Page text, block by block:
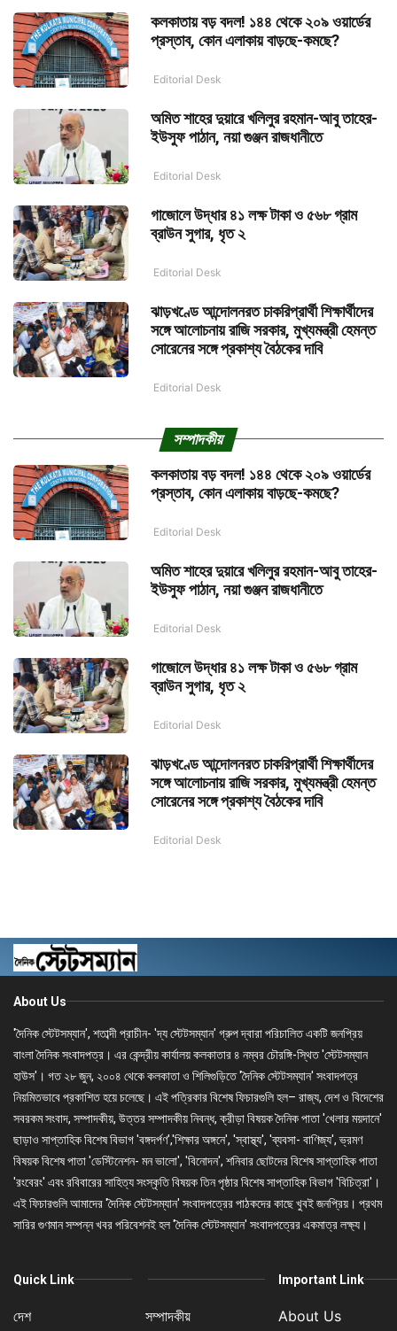
কলকাতায় বড় বদল! ১৪৪ থেকে ২০৯ ওয়ার্ডের
প্রস্তাব, কোন এলাকায় বাড়ছে-কমছে?
Editorial Desk
অমিত শাহের দুয়ারে খলিলুর রহমান-আবু তাহের-
ইউসুফ পাঠান, নয়া গুঞ্জন রাজধানীতে
Editorial Desk
গাজোলে উদ্ধার ৪১ লক্ষ টাকা ও ৫৬৮ গ্রাম
ব্রাউন সুগার, ধৃত ২
Editorial Desk
ঝাড়খণ্ডে আন্দোলনরত চাকরিপ্রার্থী শিক্ষার্থীদের
সঙ্গে আলোচনায় রাজি সরকার, মুখ্যমন্ত্রী হেমন্ত
সোরেনের সঙ্গে প্রকাশ্য বৈঠকের দাবি
Editorial Desk
সম্পাদকীয়
কলকাতায় বড় বদল! ১৪৪ থেকে ২০৯ ওয়ার্ডের
প্রস্তাব, কোন এলাকায় বাড়ছে-কমছে?
Editorial Desk
অমিত শাহের দুয়ারে খলিলুর রহমান-আবু তাহের-
ইউসুফ পাঠান, নয়া গুঞ্জন রাজধানীতে
Editorial Desk
গাজোলে উদ্ধার ৪১ লক্ষ টাকা ও ৫৬৮ গ্রাম
ব্রাউন সুগার, ধৃত ২
Editorial Desk
ঝাড়খণ্ডে আন্দোলনরত চাকরিপ্রার্থী শিক্ষার্থীদের
সঙ্গে আলোচনায় রাজি সরকার, মুখ্যমন্ত্রী হেমন্ত
সোরেনের সঙ্গে প্রকাশ্য বৈঠকের দাবি
Editorial Desk
About Us
'দৈনিক স্টেটসম্যান', শতাব্দী প্রাচীন- 'দ্য স্টেটসম্যান' গ্রুপ দ্বারা পরিচালিত একটি জনপ্রিয়
বাংলা দৈনিক সংবাদপত্র। এর কেন্দ্রীয় কার্যালয় কলকাতার ৪ নম্বর চৌরঙ্গি-স্থিত 'স্টেটসম্যান
হাউস'। গত ২৮ জুন, ২০০৪ থেকে কলকাতা ও শিলিগুড়িতে 'দৈনিক স্টেটসম্যান' সংবাদপত্র
নিয়মিতভাবে প্রকাশিত হয়ে চলেছে। এই পত্রিকার বিশেষ ফিচারগুলি হল– রাজ্য, দেশ ও বিদেশের
সবরকম সংবাদ, সম্পাদকীয়, উত্তর সম্পাদকীয় নিবন্ধ, ক্রীড়া বিষয়ক দৈনিক পাতা 'খেলার ময়দানে'
ছাড়াও সাপ্তাহিক বিশেষ বিভাগ 'বঙ্গদর্পণ','শিক্ষার অঙ্গনে', 'স্বাস্থ্য', 'ব্যবসা- বাণিজ্য', ভ্রমণ
বিষয়ক বিশেষ পাতা 'ডেস্টিনেশন- মন ভালো', 'বিনোদন', শনিবার ছোটদের বিশেষ সাপ্তাহিক পাতা
'রংবেরং' এবং রবিবারের সাহিত্য সংস্কৃতি বিষয়ক তিন পৃষ্ঠার বিশেষ সাপ্তাহিক বিভাগ 'বিচিত্রা'।
এই ফিচারগুলি আমাদের 'দৈনিক স্টেটসম্যান' সংবাদপত্রের পাঠকদের কাছে খুবই জনপ্রিয়। প্রথম
সারির গুণমান সম্পন্ন খবর পরিবেশনই হল 'দৈনিক স্টেটসম্যান' সংবাদপত্রের একমাত্র লক্ষ্য।
Quick Link
দেশ সম্পাদকীয়
Important Link
About Us